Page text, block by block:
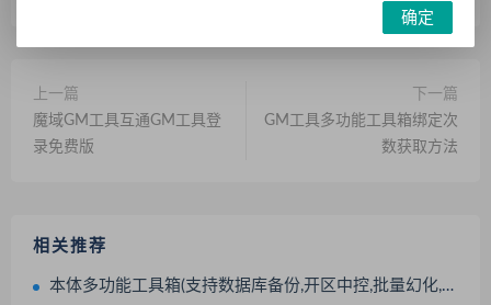
上一篇
魔域GM工具互通GM工具登
录免费版
下一篇
GM工具多功能工具箱绑定次
数获取方法
相关推荐
本体多功能工具箱(支持数据库备份,开区中控,批量幻化,开区助手,架设助手,引擎授权,月会员管理,跨服功能)非插件
确定